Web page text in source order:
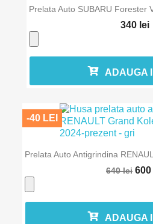
Prelata Auto SUBARU Forester
340 lei
ADAUGA
Prelata Auto Antigrindina
640 lei
-40 LEI
ADAUGA